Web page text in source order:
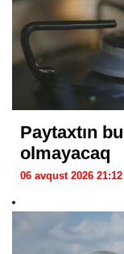
Paytaxtın
olmayacaq
06 avqust 2026 21:12